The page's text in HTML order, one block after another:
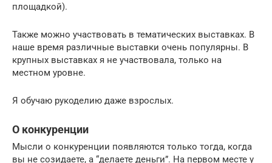
площадкой).
Также можно участвовать в тематических выставках. В
наше время различные выставки очень популярны. В
крупных выставках я не участвовала, только на
местном уровне.
Я обучаю рукоделию даже взрослых.
О конкуренции
Мысли о конкуренции появляются только тогда, когда
вы не созидаете, а “делаете деньги”. На первом месте у